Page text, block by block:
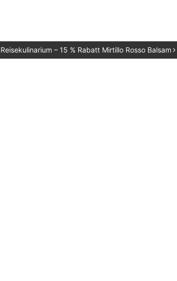
– 15 % Rabatt Mirtillo Rosso Balsam